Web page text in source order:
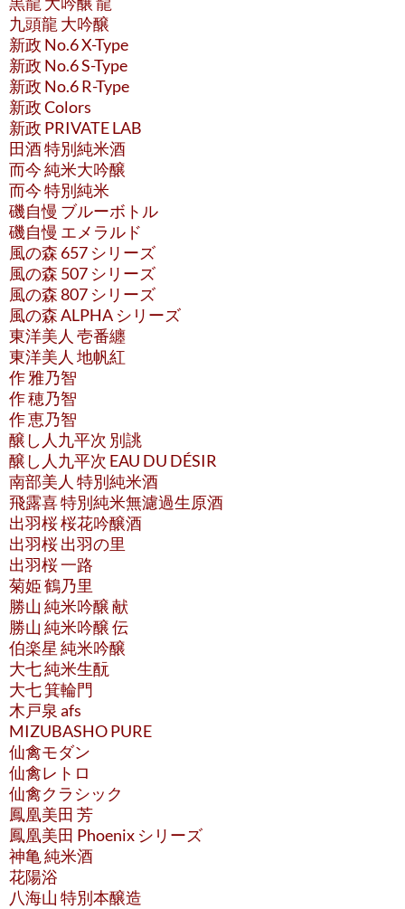
九頭龍 大吟醸
新政 No.6 X-Type
新政 No.6 S-Type
新政 No.6 R-Type
新政 Colors
新政 PRIVATE LAB
田酒 特別純米酒
而今 純米大吟醸
而今 特別純米
磯自慢 ブルーボトル
磯自慢 エメラルド
風の森 657 シリーズ
風の森 507 シリーズ
風の森 807 シリーズ
風の森 ALPHA シリーズ
東洋美人 壱番纏
東洋美人 地帆紅
作 雅乃智
作 穂乃智
作 恵乃智
醸し人九平次 別誂
醸し人九平次 EAU DU DÉSIR
南部美人 特別純米酒
飛露喜 特別純米無濾過生原酒
出羽桜 桜花吟醸酒
出羽桜 出羽の里
出羽桜 一路
菊姫 鶴乃里
勝山 純米吟醸 献
勝山 純米吟醸 伝
伯楽星 純米吟醸
大七 純米生酛
大七 箕輪門
木戸泉 afs
MIZUBASHO PURE
仙禽モダン
仙禽レトロ
仙禽クラシック
鳳凰美田 芳
鳳凰美田 Phoenix シリーズ
神亀 純米酒
花陽浴
八海山 特別本醸造